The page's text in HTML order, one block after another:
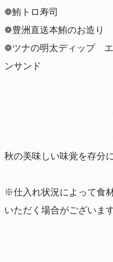
❁鮪トロ寿司
❁豊洲直送本鮪のお造り
❁ツナの明太ディップ エ
ンサンド
など
秋の美味しい味覚を存分
※仕入れ状況によって食
いただく場合がございます